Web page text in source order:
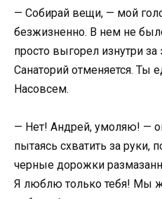
— Собирай вещи, — мой
безжизненно. В нем не
просто выгорел изнутри
Санаторий отменяется. Ты
Насовсем.
— Нет! Андрей, умоляю! —
пытаясь схватить за руки,
черные дорожки
Я люблю только тебя! Мы